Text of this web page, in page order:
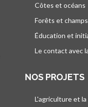
Côtes et océans
Forêts et champs
Éducation et
Le contact avec
NOS PROJETS
L'agriculture et